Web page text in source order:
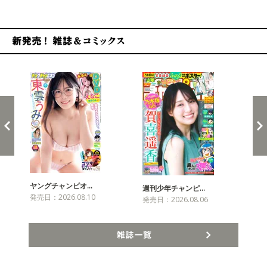
ヤングチャンピオ…
発売日：2026.08.10
週刊少年チャンピ…
発売日：2026.08.06